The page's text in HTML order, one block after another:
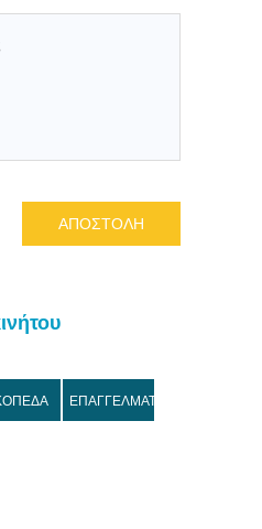
ΑΠΟΣΤΟΛΗ
ΕΠΑΓΓΕΛΜΑΤΙΚΑ